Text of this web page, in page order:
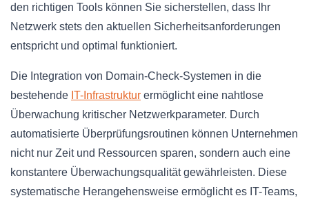
den richtigen Tools können Sie sicherstellen, dass Ihr
Netzwerk stets den aktuellen Sicherheitsanforderungen
entspricht und optimal funktioniert.
Die Integration von Domain-Check-Systemen in die
bestehende IT-Infrastruktur ermöglicht eine nahtlose
Überwachung kritischer Netzwerkparameter. Durch
automatisierte Überprüfungsroutinen können Unternehmen
nicht nur Zeit und Ressourcen sparen, sondern auch eine
konstantere Überwachungsqualität gewährleisten. Diese
systematische Herangehensweise ermöglicht es IT-Teams,